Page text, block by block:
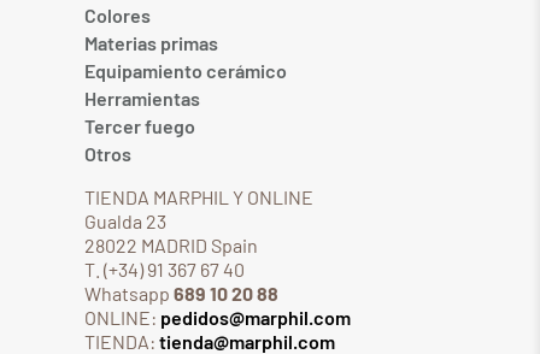
Colores
Materias primas
Equipamiento cerámico
Herramientas
Tercer fuego
Otros
TIENDA MARPHIL Y ONLINE
Gualda 23
28022 MADRID Spain
T. (+34) 91 367 67 40
Whatsapp 689 10 20 88
ONLINE: pedidos@marphil.com
TIENDA: tienda@marphil.com